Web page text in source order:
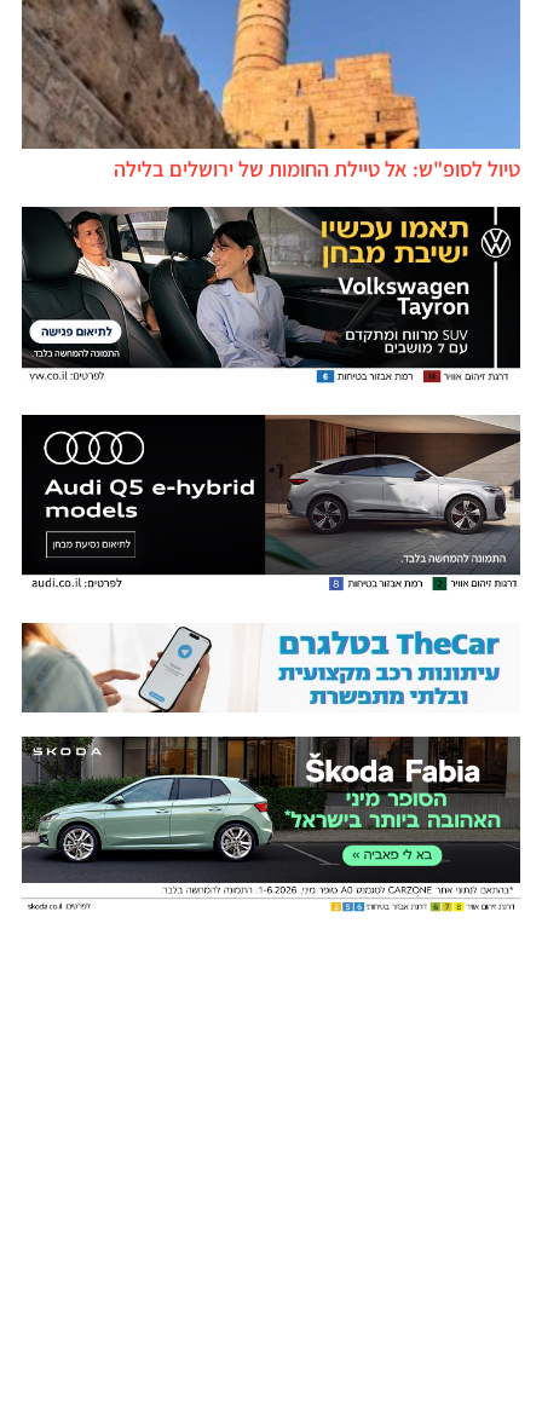
טיול לסופ"ש: אל טיילת החומות של ירושלים בלילה